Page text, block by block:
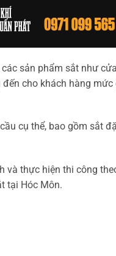
sản phẩm sắt như
cho khách hàng
cụ thể, bao gồm sắt
thực hiện thi công
tại Hóc Môn.